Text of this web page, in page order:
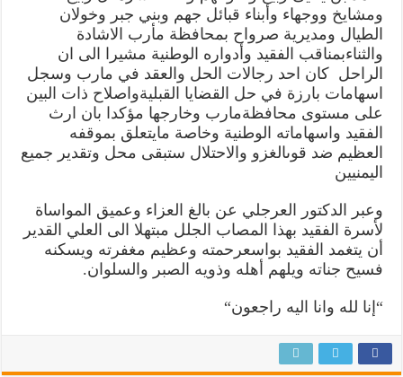
ومشايخ ووجهاء وأبناء قبائل جهم وبني جبر وخولان
الطيال ومديرية صرواح بمحافظة مأرب الاشادة
والثناءبمناقب الفقيد وأدواره الوطنية مشيرا الى ان
الراحل كان احد رجالات الحل والعقد في مارب وسجل
اسهامات بارزة في حل القضايا القبليةواصلاح ذات البين
على مستوى محافظةمارب وخارجها مؤكدا بان ارث
الفقيد واسهاماته الوطنية وخاصة مايتعلق بموقفه
العظيم ضد قوىالغزو والاحتلال ستبقى محل وتقدير جميع
اليمنيين
وعبر الدكتور العرجلي عن بالغ العزاء وعميق المواساة
لأسرة الفقيد بهذا المصاب الجلل مبتهلا الى العلي القدير
أن يتغمد الفقيد بواسعرحمته وعظيم مغفرته ويسكنه
فسيح جناته ويلهم أهله وذويه الصبر والسلوان.
“إنا لله وانا اليه راجعون“